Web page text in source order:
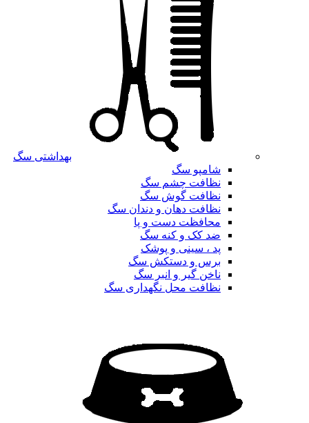
بهداشتی سگ
شامپو سگ
نظافت چشم سگ
نظافت گوش سگ
نظافت دهان و دندان سگ
محافظت دست و پا
ضد کک و کنه سگ
پد ، سینی و پوشک
برس و دستکش سگ
ناخن گیر و انبر سگ
نظافت محل نگهداری سگ